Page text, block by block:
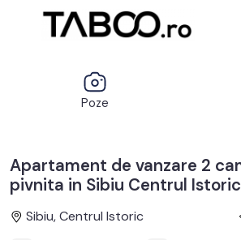
Poze
Apartament de vanzare 2
pivnita in Sibiu Centrul Istoric
Sibiu, Centrul Istoric